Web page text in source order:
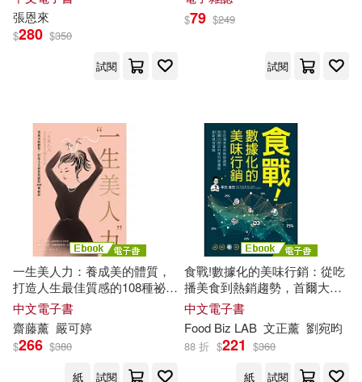
ラインコミュニケーションズ(324)
豐子愷(318)
アテナ映像 E-BOOK SERIES(31
れいむ(309) CHoBitcH(306)
Mellow Moon(301)
BTCブックス(289)
亞升實業(1324)
大碩教育(1312)
飛象文化(1186)
大塊文化(1185)
白象文化(1185)
秀威資訊(1130)
釀出版(1109)
張恩來
$280 $350
試閱
$79 $249
試閱
一生美人力：養成美的體質，
打造人生最佳質感的108種祕訣
(三版) (電子書)
中文電子書
齋藤薰 嚴可婷
$266 $380
紙
試閱
食戰!數據化的美味行銷：從吃
播美食到熱銷趨勢，首爾大學
的料理科學團隊創新感官實驗
(電子書)
中文電子書
Food Biz LAB 文正薰 劉宛昀
88 折 $221 $360
紙
試閱